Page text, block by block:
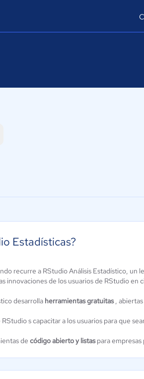
Action Sales
5 / 5
Estadísticas?
recurre a RStudio Análisis Estadístico, un
innovaciones de los usuarios de RStudio en
desarrolla herramientas gratuitas, abiertas
s capacitar a los usuarios para que
de código abierto y listaspara